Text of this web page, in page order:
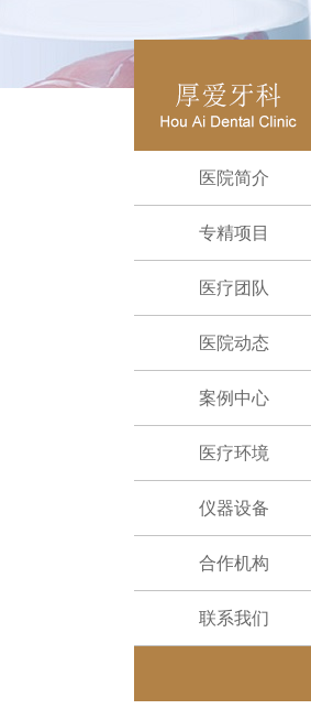
医院简介
专精项目
医疗团队
医院动态
案例中心
医疗环境
仪器设备
合作机构
联系我们